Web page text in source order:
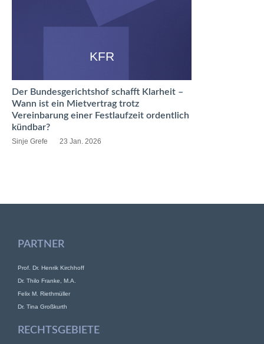
KFR
Der Bundesgerichtshof schafft Klarheit –
Wann ist ein Mietvertrag trotz
Vereinbarung einer Festlaufzeit ordentlich
kündbar?
Sinje Grefe 23 Jan. 2026
PARTNER
Prof. Dr. Henrik Kirchhoff
Dr. Thilo Franke, M.A.
Felix M. Riethmüller
Dr. Tina Großkurth
RECHTSGEBIETE